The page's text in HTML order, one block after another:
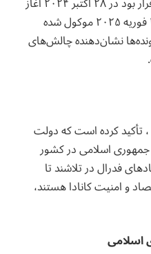
شود، به دلیل خروج وکیلش به ۲۵ فوریه ۲۰۲۵ موکول شده
نشان‌دهنده چالش‌های
تأکید کرده است که دولت
جمهوری اسلامی در کشور
فدرال در تلاشند تا
و امنیت کانادا هستند،
اسلامی